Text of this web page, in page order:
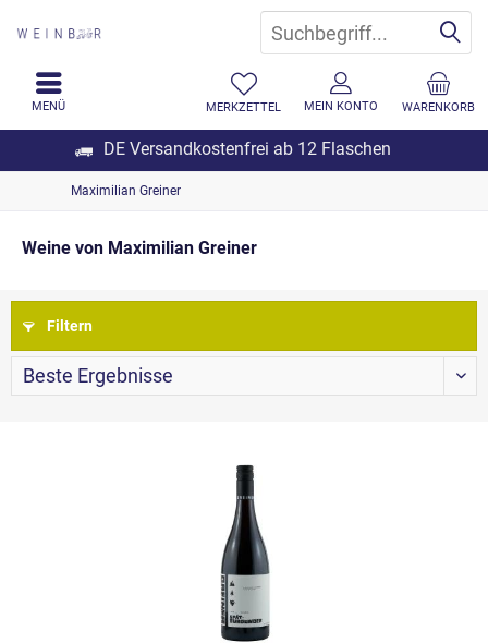
DE Versandkostenfrei ab 12 Flaschen
WARENKORB
MERKZETTEL MEIN KONTO
MENÜ
Maximilian Greiner
Weine von Maximilian Greiner
Filtern